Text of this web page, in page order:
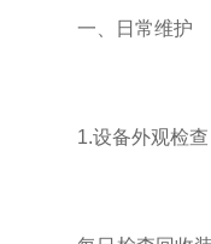
一、日常维护
1.设备外观检查